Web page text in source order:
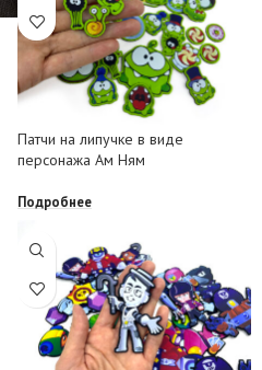
Патчи на липучке в виде
персонажа Ам Ням
Подробнее